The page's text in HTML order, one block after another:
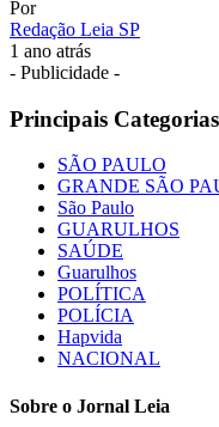
Por
Redação Leia SP
1 ano atrás
- Publicidade -
Principais Categorias
SÃO PAULO
GRANDE SÃO
São Paulo
GUARULHOS
SAÚDE
Guarulhos
POLÍTICA
POLÍCIA
Hapvida
NACIONAL
Sobre o Jornal Leia